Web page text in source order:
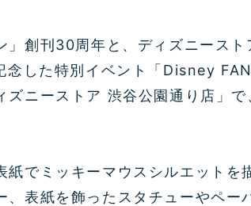
」創刊30周年と、ディズニース
念した特別イベント「Disney
ニーストア 渋谷公園通り店」
でミッキーマウスシルエットを
表紙を飾ったスタチューやペー